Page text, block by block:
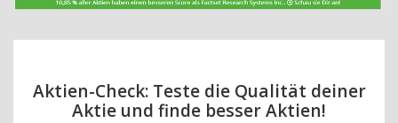
Aktien-Check: Teste die Qualität deiner
Aktie und finde besser Aktien!